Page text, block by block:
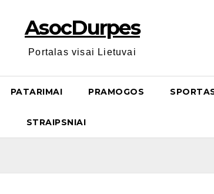
AsocDurpes
Portalas visai Lietuvai
PATARIMAI PRAMOGOS
STRAIPSNIAI